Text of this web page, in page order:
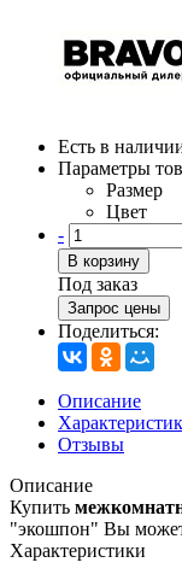
Есть в
Параметры
Размер
Цвет
-
В корзину
Под заказ
Запрос цены
Поделиться:
Описание
Отзывы
Описание
Купить
"экошпон" Вы
Характеристики